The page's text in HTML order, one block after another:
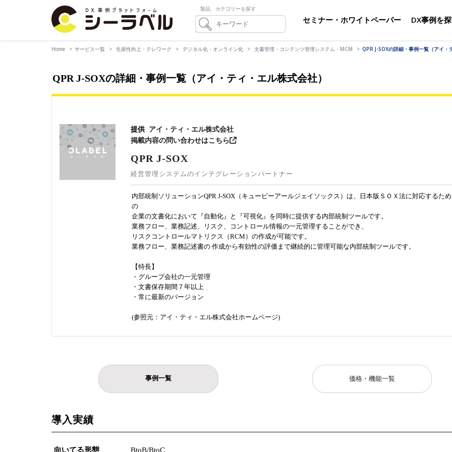
製品、カテゴリーを探す
セミナー・ホワイトペーパー DX事例を
Home サービス一覧 生産性向上・テレワーク デジタル化・オンライン化 文書管理・コンテンツ管理システム・MCM QPR J-SOXの詳細・事例一覧（アイ・
QPR J-SOXの詳細・事例一覧（アイ・ティ・エル株式会社）
提供 アイ・ティ・エル株式会社
掲載内容の問い合わせはこちら
QPR J-SOX
経営管理システムのインテグレーションパートナー
内部統制ソリューションQPR J-SOX（キューピーアールジェイソックス）は、日本版ＳＯＸ法に対応するため
の
企業の文書化において『自動化』と『可視化』を同時に提供する内部統制ツールです。
業務フロー、業務記述、リスク、コントロール情報の一元管理することができ、
リスクコントロールマトリクス（RCM）の作成が可能です。
業務フロー、業務記述書の 作成から有効性の評価まで継続的に管理可能な内部統制ツールです。
【特長】
・グループ会社の一元管理
・文書保存期間７年以上
・常に最新のバージョン
(参照元：アイ・ティ・エル株式会社ホームページ)
事例一覧 価格・機能一覧
導入実績
向いてる形態 BtoB/BtoC